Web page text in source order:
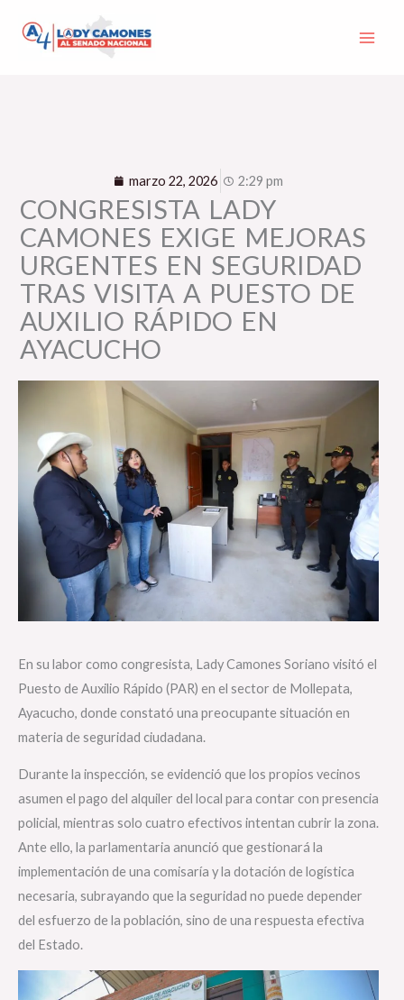
marzo 22, 2026 2:29 pm
CONGRESISTA LADY
CAMONES EXIGE MEJORAS
URGENTES EN SEGURIDAD
TRAS VISITA A PUESTO DE
AUXILIO RÁPIDO EN
AYACUCHO
En su labor como congresista, Lady Camones Soriano visitó el
Puesto de Auxilio Rápido (PAR) en el sector de Mollepata,
Ayacucho, donde constató una preocupante situación en
materia de seguridad ciudadana.
Durante la inspección, se evidenció que los propios vecinos
asumen el pago del alquiler del local para contar con presencia
policial, mientras solo cuatro efectivos intentan cubrir la zona.
Ante ello, la parlamentaria anunció que gestionará la
implementación de una comisaría y la dotación de logística
necesaria, subrayando que la seguridad no puede depender
del esfuerzo de la población, sino de una respuesta efectiva
del Estado.